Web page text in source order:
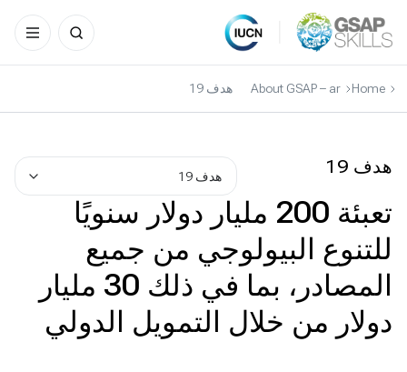
Skip
Search
for:
Home
About GSAP – ar هدف 19
هدف 19
تعبئة 200 مليار دولار سنويًا
للتنوع البيولوجي من جميع
المصادر، بما في ذلك 30 مليار
دولار من خلال التمويل الدولي
هدف 19